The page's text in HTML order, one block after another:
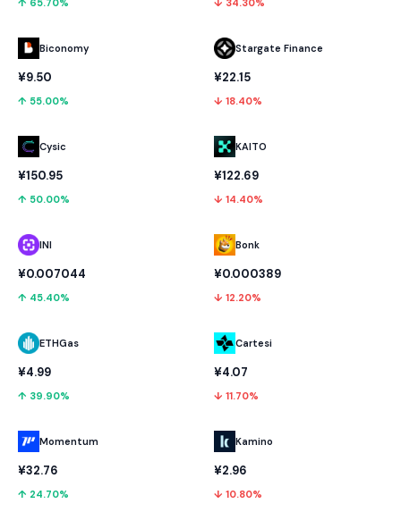
Biconomy
¥9.50
↑ 55.00%
Cysic
¥150.95
↑ 50.00%
INI
¥0.007044
↑ 45.40%
ETHGas
¥4.99
↑ 39.90%
Momentum
¥32.76
↑ 24.70%
Stargate Finance
¥22.15
↓ 18.40%
KAITO
¥122.69
↓ 14.40%
Bonk
¥0.000389
↓ 12.20%
Cartesi
¥4.07
↓ 11.70%
Kamino
¥2.96
↓ 10.80%